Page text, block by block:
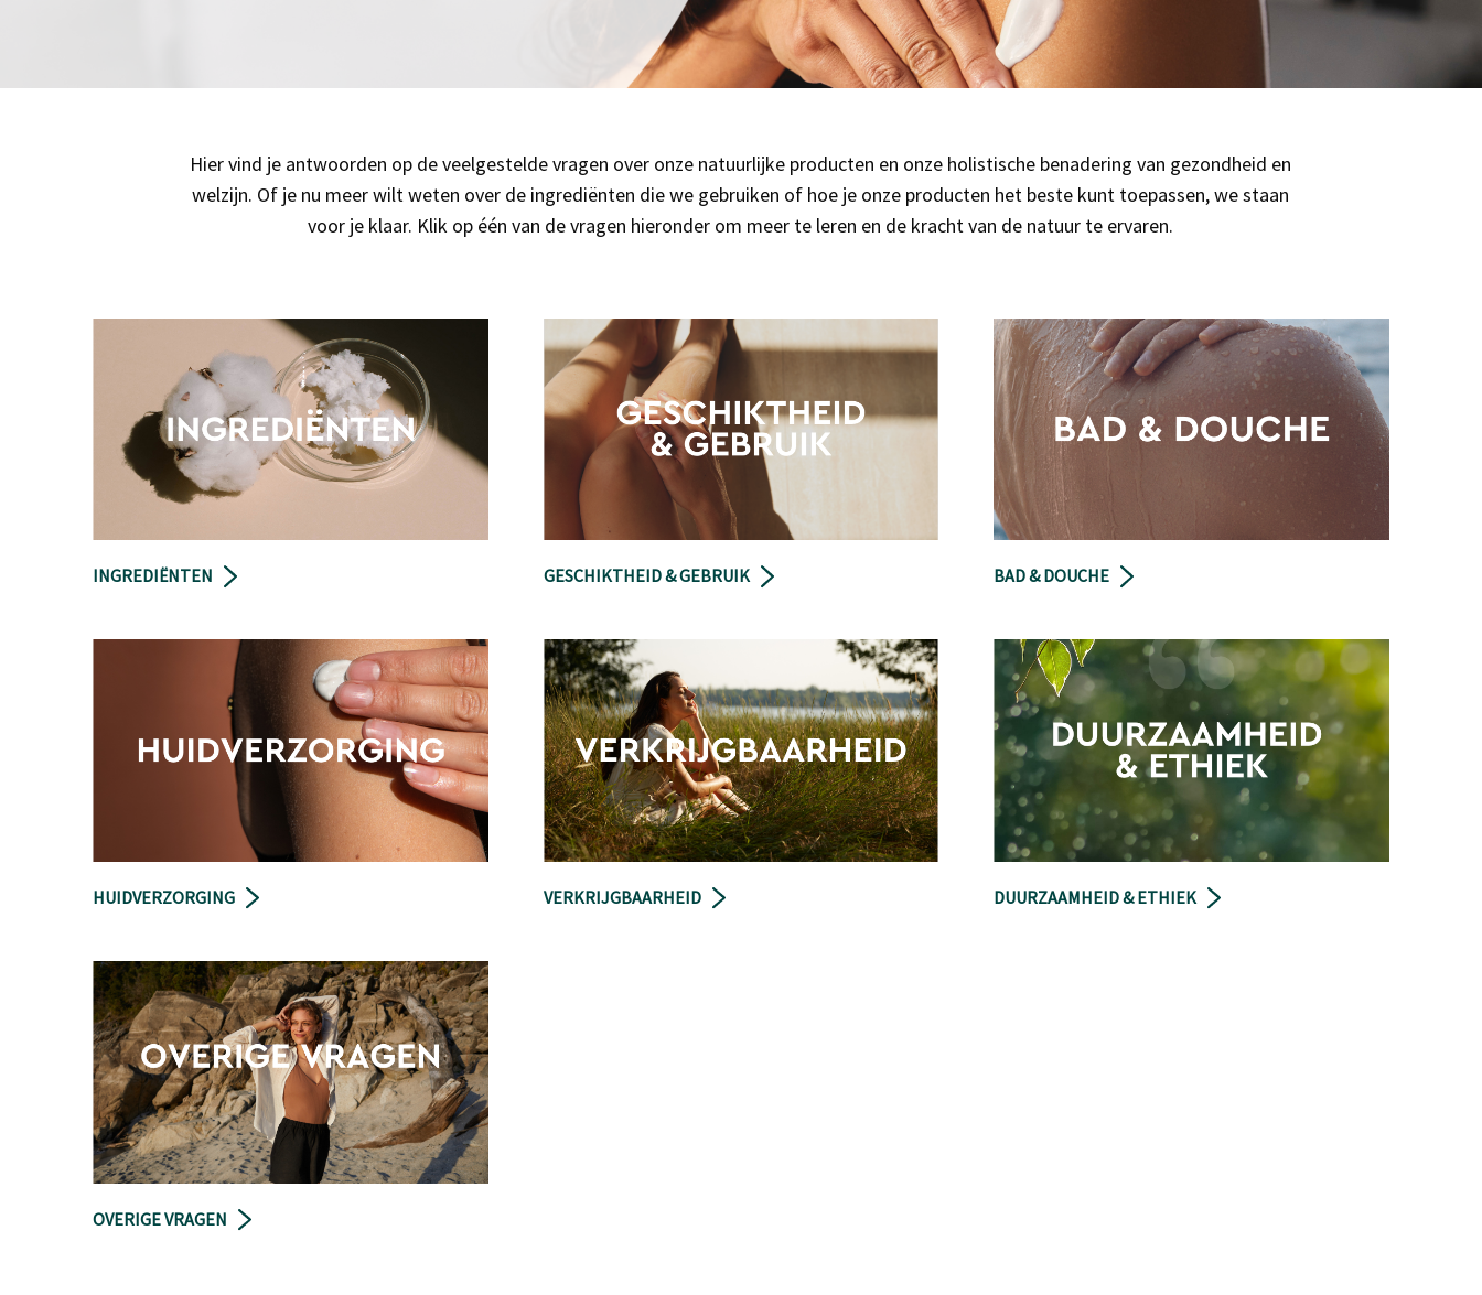
Hier vind je antwoorden op de veelgestelde vragen over onze natuurlijke producten en onze holistische benadering van gezondheid en
welzijn. Of je nu meer wilt weten over de ingrediënten die we gebruiken of hoe je onze producten het beste kunt toepassen, we staan
voor je klaar. Klik op één van de vragen hieronder om meer te leren en de kracht van de natuur te ervaren.
INGREDIËNTEN GESCHIKTHEID & GEBRUIK BAD & DOUCHE
HUIDVERZORGING VERKRIJGBAARHEID DUURZAAMHEID & ETHIEK
OVERIGE VRAGEN